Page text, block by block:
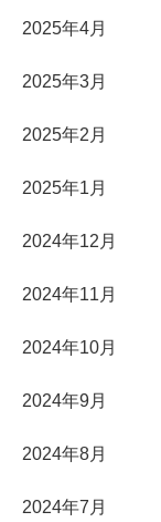
2025年4月
2025年3月
2025年2月
2025年1月
2024年12月
2024年11月
2024年10月
2024年9月
2024年8月
2024年7月